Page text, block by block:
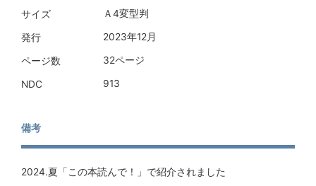
サイズ Ａ4変型判
発行 2023年12月
ページ数 32ページ
NDC 913
備考
2024.夏「この本読んで！」で紹介されました